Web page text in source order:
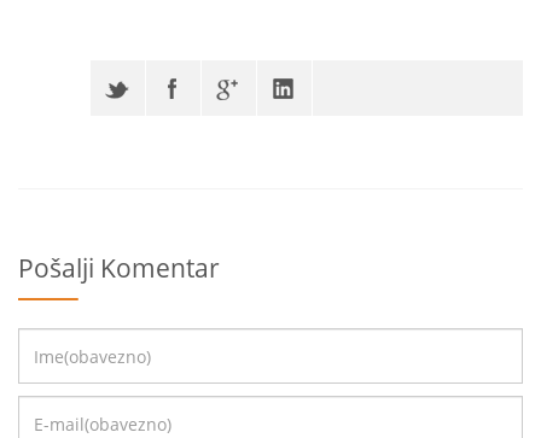
Pošalji Komentar